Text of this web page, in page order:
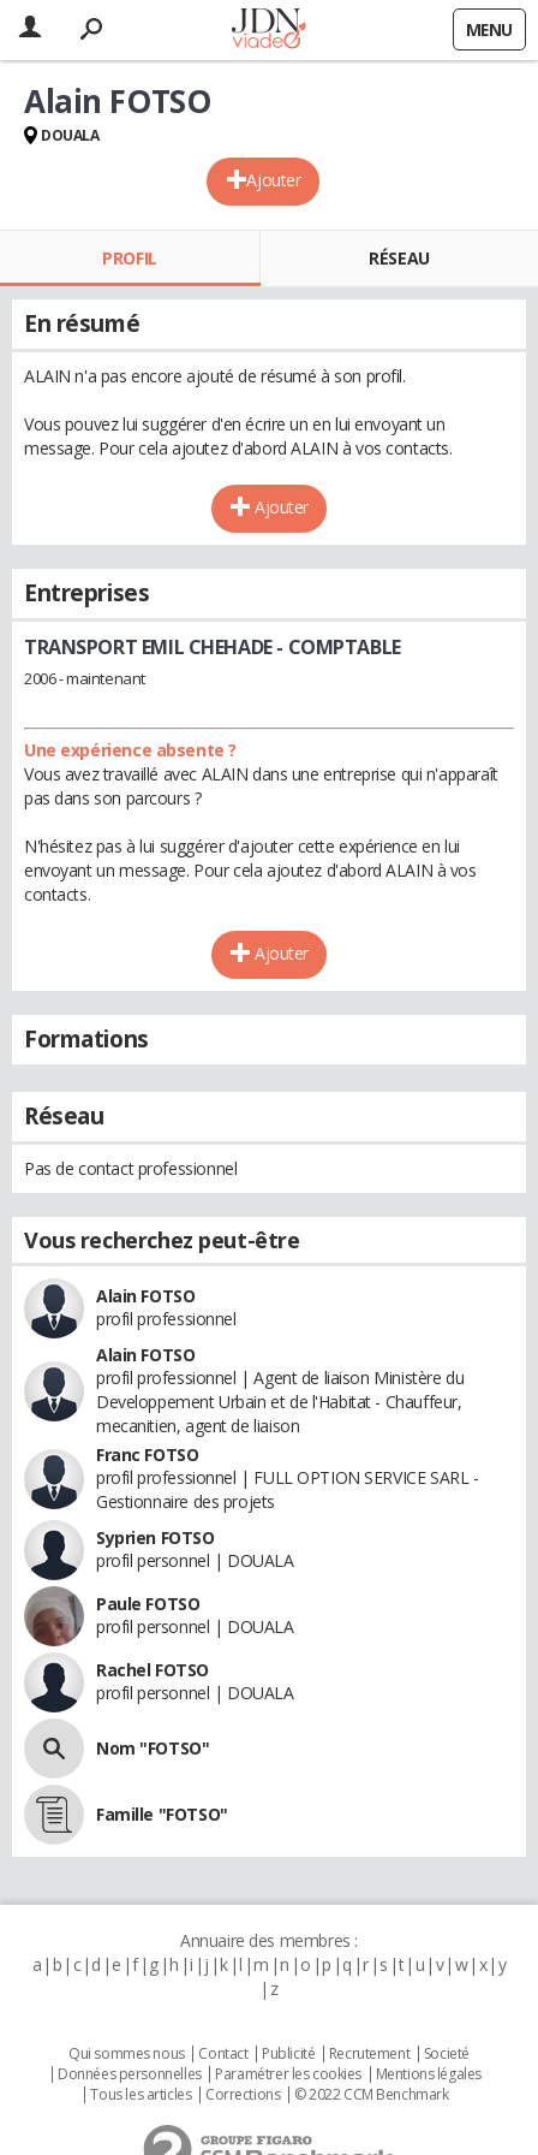
MENU
Ajouter
Alain FOTSO
DOUALA
PROFIL RÉSEAU
En résumé
ALAIN n'a pas encore ajouté de résumé à son profil.
Vous pouvez lui suggérer d'en écrire un en lui envoyant un
message. Pour cela ajoutez d'abord ALAIN à vos contacts.
Ajouter
Entreprises
TRANSPORT EMIL CHEHADE- COMPTABLE
2006 - maintenant
Une expérience absente ?
Vous avez travaillé avec ALAIN dans une entreprise qui n'apparaît
pas dans son parcours ?
N'hésitez pas à lui suggérer d'ajouter cette expérience en lui
envoyant un message. Pour cela ajoutez d'abord ALAIN à vos
contacts.
Ajouter
Formations
Réseau
Pas de contact professionnel
Vous recherchez peut-être
Alain FOTSO
profil professionnel
Alain FOTSO
profil professionnel | Agent de liaison Ministère du
Developpement Urbain et de l'Habitat - Chauffeur,
mecanitien, agent de liaison
Franc FOTSO
profil professionnel | FULL OPTION SERVICE SARL -
Gestionnaire des projets
Syprien FOTSO
profil personnel | DOUALA
Paule FOTSO
profil personnel | DOUALA
Rachel FOTSO
profil personnel | DOUALA
Nom "FOTSO"
Famille "FOTSO"
Annuaire des membres :
a b c d e f g h i j k l m n o p q r s t u v w x y
z
Qui sommes nous Contact Publicité Recrutement
Societé
Données personnelles
Paramétrer les cookies
Mentions légales
Tous les articles
Corrections © 2022 CCM Benchmark